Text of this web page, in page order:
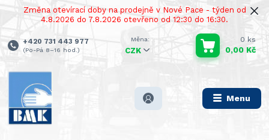
Změna otevírací doby na prodejně v Nové Pace - týden od
4.8.2026 do 7.8.2026 otevřeno od 12:30 do 16:30.
Menu
CZK
+420 731 443 977
(Po-Pá 8–16 hod.)
0 ks
0,00 Kč